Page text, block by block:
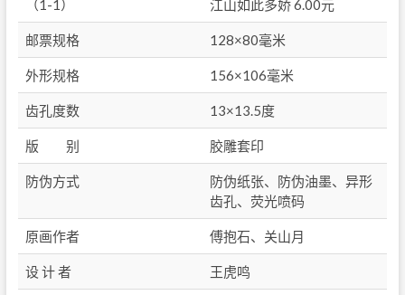
（1-1） 江山如此多娇 6.00元
邮票规格 128×80毫米
外形规格 156×106毫米
齿孔度数 13×13.5度
版 别 胶雕套印
防伪方式
防伪纸张、防伪油墨、异形
齿孔、荧光喷码
原画作者 傅抱石、关山月
设 计 者 王虎鸣